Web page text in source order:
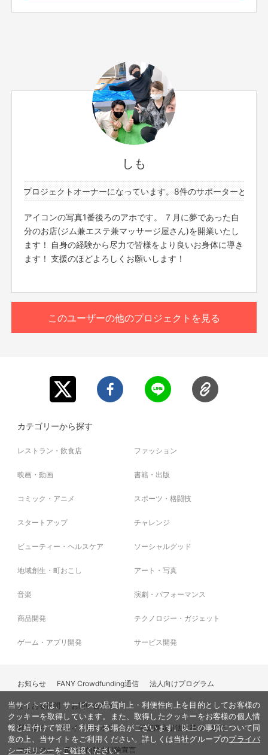
しも
のプロジェクトオーナーになっています。8件のサポーターと1件の
アイコンの写真1番後ろのアホです。 ７月に夢であった自
分のお店(ジム兼エステ兼マッサージ屋さん)を開業いたし
ます！ 自身の経験から尽力で皆様をより良いお身体に導き
ます！ 支援のほどよろしくお願いします！
このユーザーの他のプロジェクトを見る
カテゴリーから探す
レストラン・飲食店 ファッション
映画・動画 書籍・出版
コミック・アニメ スポーツ・格闘技
スタートアップ チャレンジ
ビューティー・ヘルスケア ソーシャルグッド
地域創生・町おこし アート・写真
音楽 演劇・パフォーマンス
商品開発 テクノロジー・ガジェット
ゲーム・アプリ開発 サービス開発
お知らせ FANY Crowdfunding通信 法人向けプログラム
よくある質問 お問い合わせ
利用規約 プライバシーポリシー 特定商取引法に基づく表記
マニュアル 反社会的勢力排除宣言
当サイトでは、サービスの品質向上・利便性向上を目的としてお客様の
クッキーを取得しています。また、取得したクッキーをお客様の個人情
報と紐付けて管理・利用する場合がございます。以上の事項について同
意の上、当サイトをご利用ください。詳しくは当社グループのプライバ
シーポリシーをご確認ください。